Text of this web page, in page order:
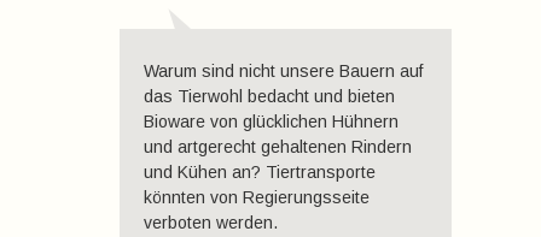
Warum sind nicht unsere Bauern auf
das Tierwohl bedacht und bieten
Bioware von glücklichen Hühnern
und artgerecht gehaltenen Rindern
und Kühen an? Tiertransporte
könnten von Regierungsseite
verboten werden.